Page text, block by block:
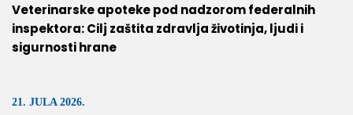
Veterinarske apoteke pod nadzorom federalnih
inspektora: Cilj zaštita zdravlja životinja, ljudi i
sigurnosti hrane
21. JULA 2026.